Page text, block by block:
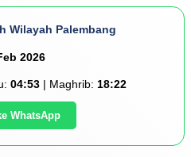
Wilayah Palembang
2026
04:53 | Maghrib: 18:22
WhatsApp